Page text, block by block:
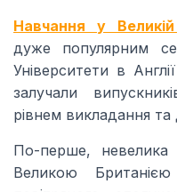
Навчання у Великій
дуже популярним
Університети в
залучали
рівнем викладання та
По-перше,
Великою